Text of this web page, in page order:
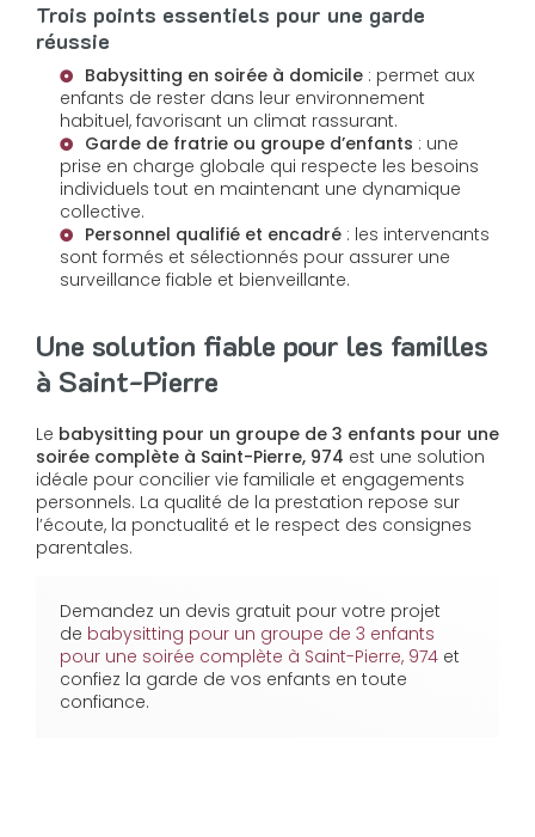
Trois points essentiels pour une garde
réussie
Babysitting en soirée à domicile : permet aux
enfants de rester dans leur environnement
habituel, favorisant un climat rassurant.
Garde de fratrie ou groupe d’enfants : une
prise en charge globale qui respecte les besoins
individuels tout en maintenant une dynamique
collective.
Personnel qualifié et encadré : les intervenants
sont formés et sélectionnés pour assurer une
surveillance fiable et bienveillante.
Une solution fiable pour les familles
à Saint-Pierre
Le babysitting pour un groupe de 3 enfants pour une
soirée complète à Saint-Pierre, 974 est une solution
idéale pour concilier vie familiale et engagements
personnels. La qualité de la prestation repose sur
l’écoute, la ponctualité et le respect des consignes
parentales.
Demandez un devis gratuit pour votre projet
de babysitting pour un groupe de 3 enfants
pour une soirée complète à Saint-Pierre, 974 et
confiez la garde de vos enfants en toute
confiance.